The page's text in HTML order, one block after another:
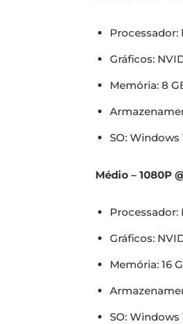
Processador:
Gráficos:
Memória: 8
SO: Windows
Médio – 1080P
Processador:
Gráficos:
Memória: 16
SO: Windows